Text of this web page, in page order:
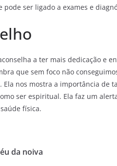
pode ser ligado a exames e
a ter mais dedicação e
que sem foco não
Ela nos mostra a importância
ser espiritual. Ela faz um
física.
da noiva